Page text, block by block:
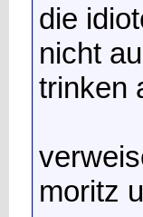
die
nicht
trinken
moritz